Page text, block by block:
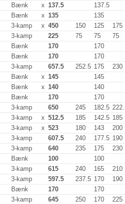
Bænk x 137.5
137.5
Bænk x 135
135
3-kamp x 450 150 125
175
3-kamp 225 75 75
75
Bænk 170
170
Bænk 170
170
3-kamp 657.5 252.5 175
230
Bænk x 145
145
Bænk x 140
140
Bænk 170
170
3-kamp 650 245 182.5
3-kamp x 512.5 185 142.5 185
3-kamp x 523 180 143
200
3-kamp 607.5 240 177.5 190
3-kamp 640 235 175
230
Bænk 100
100
3-kamp 615 240 165
210
3-kamp 597.5 237.5 170
190
Bænk 170
170
3-kamp 645 250 170
225